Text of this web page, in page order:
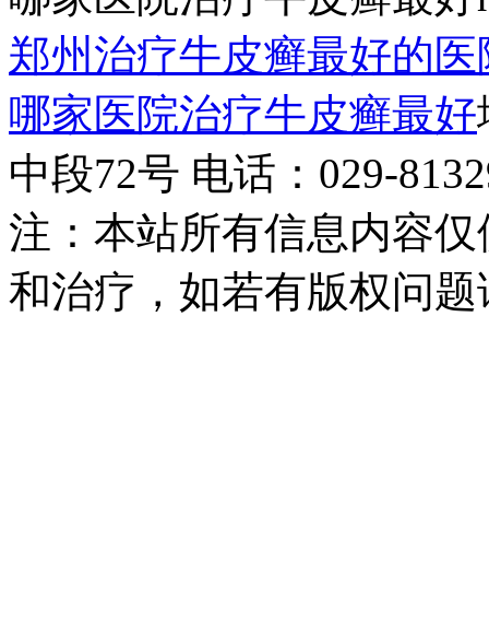
郑州治疗牛皮癣最好的
哪家医院治疗牛皮癣最好
中段72号 电话：029-
注：本站所有信息内容
和治疗，如若有版权问